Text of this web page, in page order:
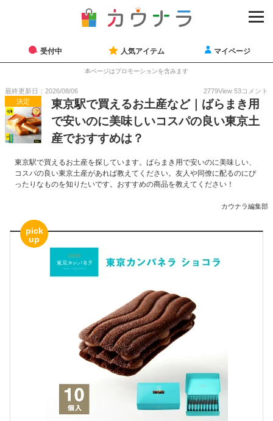
受付中 人気アイテム マイページ
本ページはプロモーションを含みます
最終更新日：2026/08/06 2779View 53コメント
決定
東京駅で買えるお土産など｜ばらまき用
で安いのに美味しいコスパの良い東京土
産でおすすめは？
東京駅で買えるお土産を探しています。ばらまき用で安いのに美味しい、
コスパの良い東京土産があれば教えてください。友人や同僚に配るのにぴ
ったりなものを知りたいです。おすすめの商品を教えてください！
カウナラ編集部
pick
up